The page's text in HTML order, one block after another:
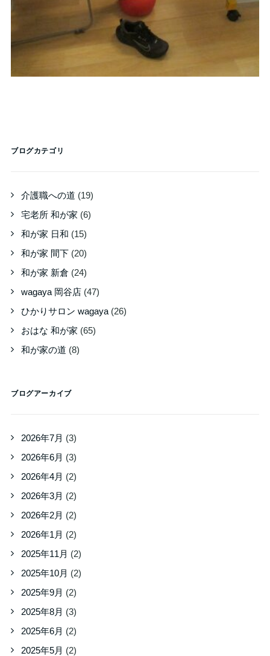
ブログカテゴリ
介護職への道 (19)
宅老所 和が家 (6)
和が家 日和 (15)
和が家 間下 (20)
和が家 新倉 (24)
wagaya 岡谷店 (47)
ひかりサロン wagaya (26)
おはな 和が家 (65)
和が家の道 (8)
ブログアーカイブ
2026年7月 (3)
2026年6月 (3)
2026年4月 (2)
2026年3月 (2)
2026年2月 (2)
2026年1月 (2)
2025年11月 (2)
2025年10月 (2)
2025年9月 (2)
2025年8月 (3)
2025年6月 (2)
2025年5月 (2)